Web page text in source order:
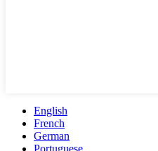
English
French
German